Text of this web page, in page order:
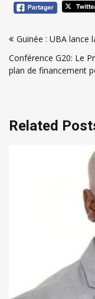
de
l’article
Guinée : UBA lance
Conférence G20: Le
plan de financement
Related